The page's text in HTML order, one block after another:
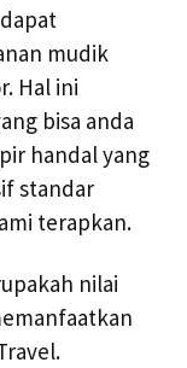
mudik
Hal ini
bisa anda
handal yang
standar
terapkan.
nilai